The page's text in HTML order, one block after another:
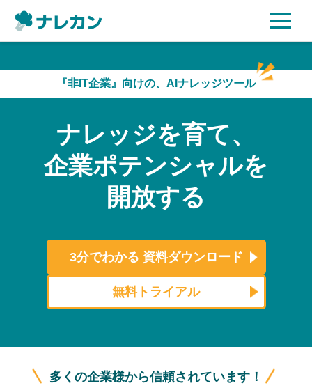
AI機能
ご利用企業様の声
セキュリティ
よくある質問
資料ダウンロード
ログイン
『非IT企業』向けの、AIナレッジツール
ナレッジを育て、
企業ポテンシャルを
開放する
3分でわかる 資料ダウンロード
無料トライアル
多くの企業様から信頼されています！